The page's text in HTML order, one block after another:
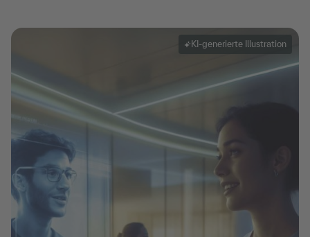
KI-generierte Illustration